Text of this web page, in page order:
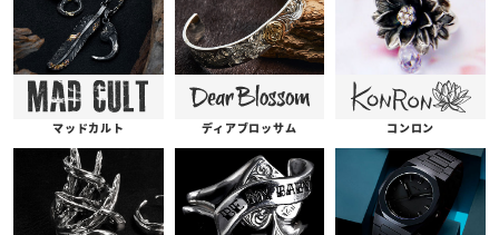
マッドカルト ディアブロッサム コンロン